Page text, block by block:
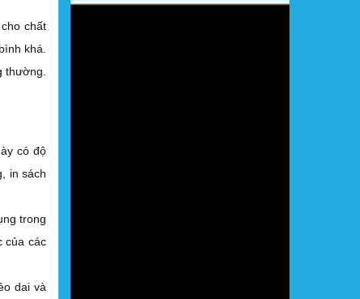
chất
khá.
thường.
có độ
in sách
trong
của các
dai và